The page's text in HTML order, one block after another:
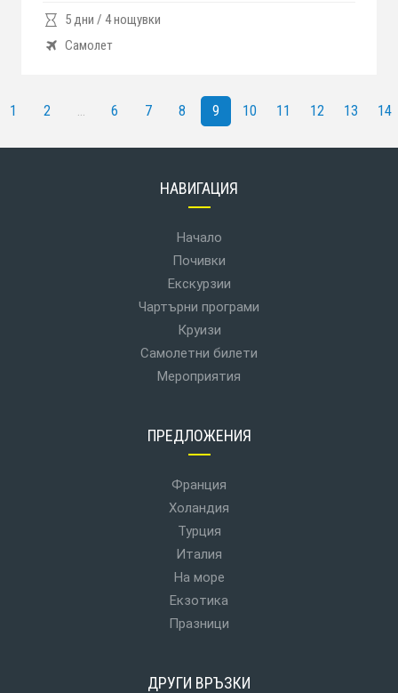
5 дни / 4 нощувки
Самолет
1 2 ... 6 7 8 9 10 11 12 13 14
НАВИГАЦИЯ
Начало
Почивки
Екскурзии
Чартърни програми
Круизи
Самолетни билети
Мероприятия
ПРЕДЛОЖЕНИЯ
Франция
Холандия
Турция
Италия
На море
Екзотика
Празници
ДРУГИ ВРЪЗКИ